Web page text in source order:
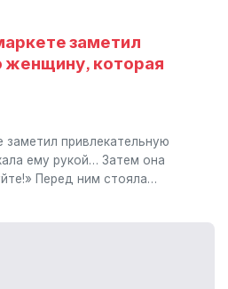
заметил
женщину, которая
привлекательную
ему рукой… Затем она
Перед ним стояла…